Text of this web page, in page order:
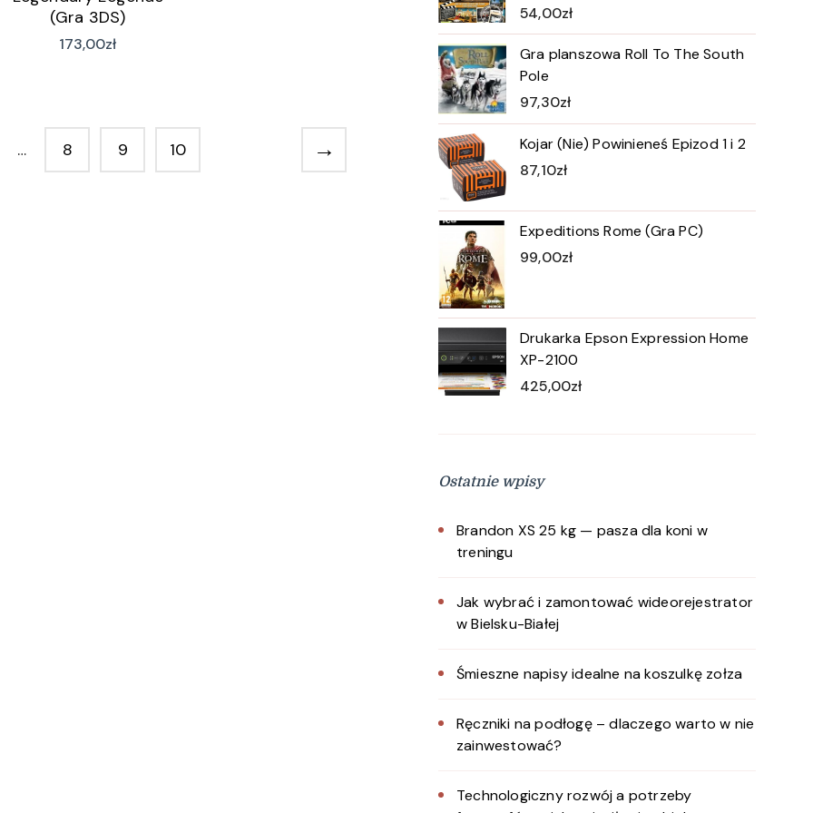
(Gra 3DS)
173,00zł
… 8 9 10 →
54,00zł
Gra planszowa Roll To The South
Pole
97,30zł
Kojar (Nie) Powinieneś Epizod 1 i 2
87,10zł
Expeditions Rome (Gra PC)
99,00zł
Drukarka Epson Expression Home
XP-2100
425,00zł
Ostatnie wpisy
Brandon XS 25 kg — pasza dla koni w
treningu
Jak wybrać i zamontować wideorejestrator
w Bielsku-Białej
Śmieszne napisy idealne na koszulkę zołza
Ręczniki na podłogę – dlaczego warto w nie
zainwestować?
Technologiczny rozwój a potrzeby